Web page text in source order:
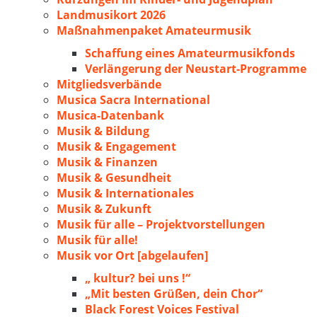
Landmusikort 2026
Maßnahmenpaket Amateurmusik
Schaffung eines Amateurmusikfonds
Verlängerung der Neustart-Programme
Mitgliedsverbände
Musica Sacra International
Musica-Datenbank
Musik & Bildung
Musik & Engagement
Musik & Finanzen
Musik & Gesundheit
Musik & Internationales
Musik & Zukunft
Musik für alle – Projektvorstellungen
Musik für alle!
Musik vor Ort [abgelaufen]
„ kultur? bei uns !“
„Mit besten Grüßen, dein Chor“
Black Forest Voices Festival